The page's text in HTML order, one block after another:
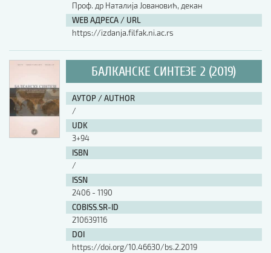
Проф. др Наталија Јовановић, декан
WEB АДРЕСА / URL
https://izdanja.filfak.ni.ac.rs
БАЛКАНСКЕ СИНТЕЗЕ 2 (2019)
АУТОР / AUTHOR
/
UDK
3+94
ISBN
/
ISSN
2406 - 1190
COBISS.SR-ID
210639116
DOI
https://doi.org/10.46630/bs.2.2019